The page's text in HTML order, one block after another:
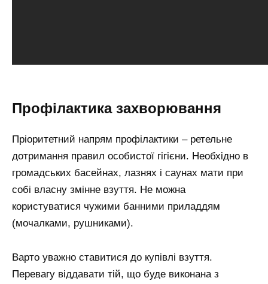
Профілактика захворювання
Пріоритетний напрям профілактики – ретельне
дотримання правил особистої гігієни. Необхідно в
громадських басейнах, лазнях і саунах мати при
собі власну змінне взуття. Не можна
користуватися чужими банними приладдям
(мочалками, рушниками).
Варто уважно ставитися до купівлі взуття.
Перевагу віддавати тій, що буде виконана з